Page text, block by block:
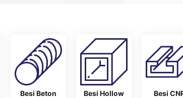
Besi Beton Besi Hollow Besi